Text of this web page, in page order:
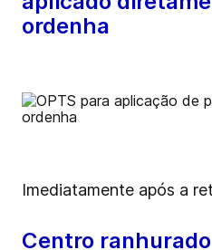
ordenha
Imediatamente após a
Centro ranhurado